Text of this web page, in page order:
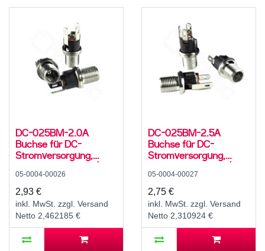
DC-025BM-2.0A
Buchse für DC-
Stromversorgung,
Lötfahnen, für 5,5 /
2,1mm Hohlstecker, 30
V, 500 mA, 0°, -20..70
°C, C8
05-0004-00026
2,93 €
inkl. MwSt. zzgl. Versand
Netto 2,462185 €
DC-025BM-2.5A
Buchse für DC-
Stromversorgung,
Lötfahnen, für 5,5 / 2,5
mm Hohlstecker, 30 V,
500 mA, 0°, -20..70 °C,
C8
05-0004-00027
2,75 €
inkl. MwSt. zzgl. Versand
Netto 2,310924 €